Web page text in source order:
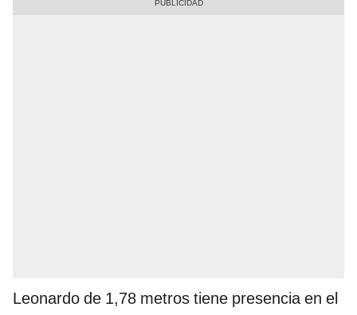
Leonardo de 1,78 metros tiene presencia en el